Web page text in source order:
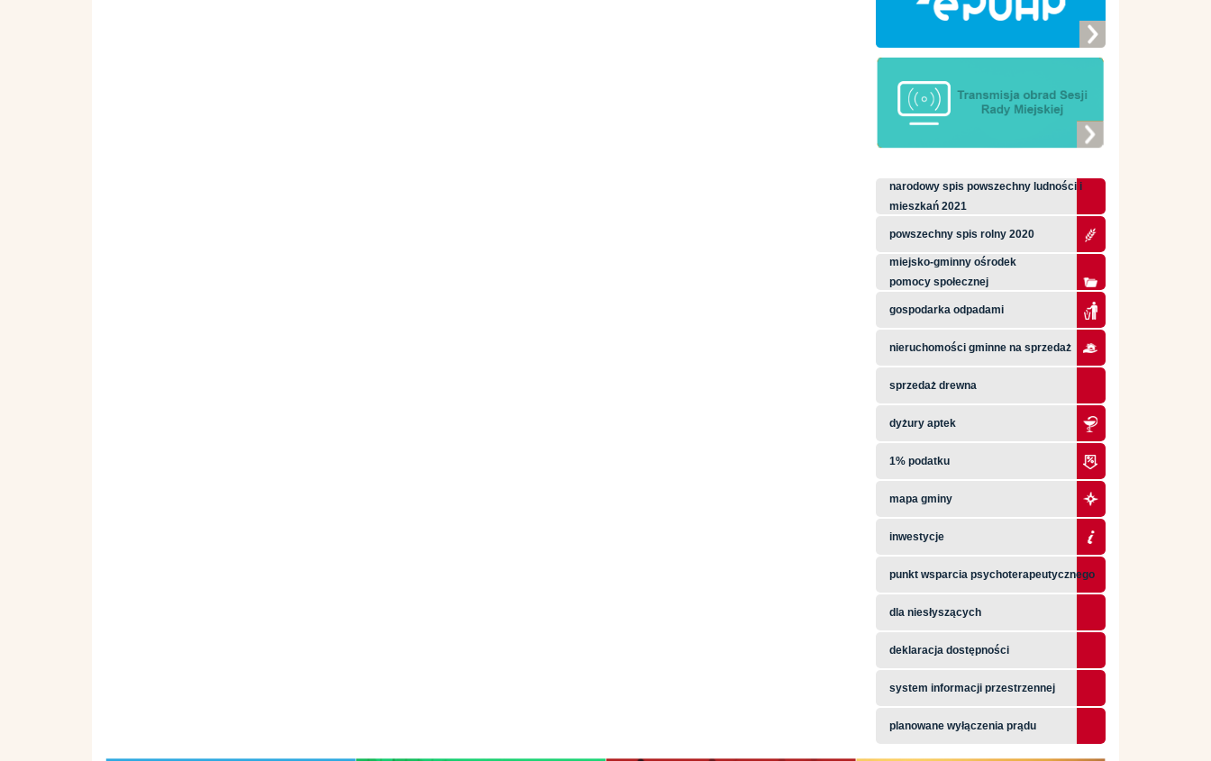
narodowy spis powszechny ludności i
mieszkań 2021
powszechny spis rolny 2020
miejsko-gminny ośrodek
pomocy społecznej
gospodarka odpadami
nieruchomości gminne na sprzedaż
sprzedaż drewna
dyżury aptek
1% podatku
mapa gminy
inwestycje
punkt wsparcia psychoterapeutycznego
dla niesłyszących
deklaracja dostępności
system informacji przestrzennej
planowane wyłączenia prądu